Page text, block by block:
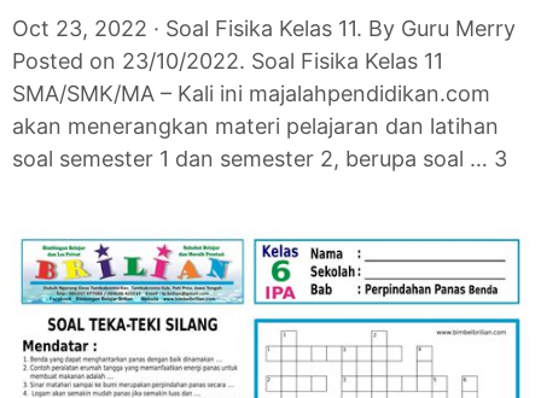
Oct 23, 2022 · Soal Fisika Kelas 11. By Guru Merry
Posted on 23/10/2022. Soal Fisika Kelas 11
SMA/SMK/MA – Kali ini majalahpendidikan.com
akan menerangkan materi pelajaran dan latihan
soal semester 1 dan semester 2, berupa soal … 3